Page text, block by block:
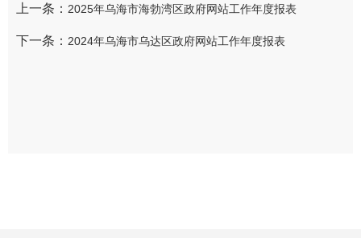
上一条： 2025年乌海市海勃湾区政府网站工作年度报表
下一条： 2024年乌海市乌达区政府网站工作年度报表